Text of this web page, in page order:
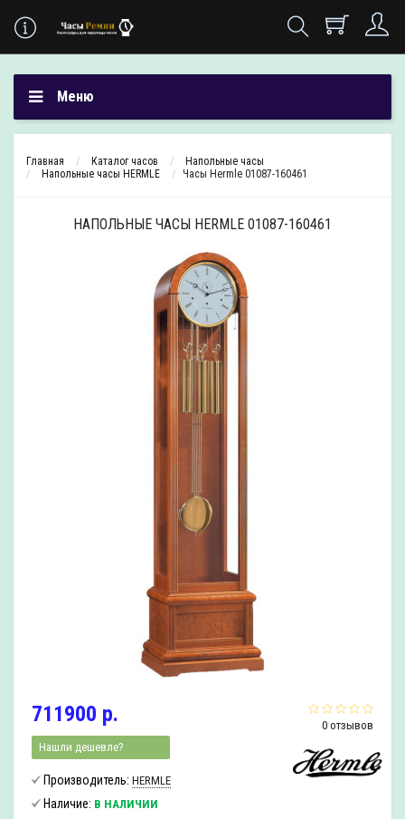
Меню
Главная Каталог часов
Напольные часы
Напольные часы HERMLE
Часы Hermle 01087-160461
НАПОЛЬНЫЕ ЧАСЫ HERMLE 01087-160461
0 отзывов
711900 р.
Нашли дешевле?
Производитель: HERMLE
Наличие: В НАЛИЧИИ